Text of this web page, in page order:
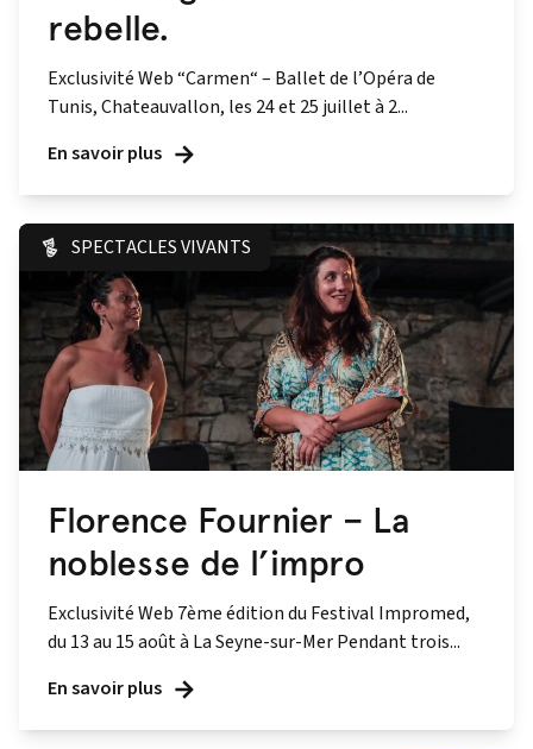
rebelle.
Exclusivité Web “Carmen“ – Ballet de l’Opéra de
Tunis, Chateauvallon, les 24 et 25 juillet à 2...
En savoir plus
SPECTACLES VIVANTS
Florence Fournier – La
noblesse de l’impro
Exclusivité Web 7ème édition du Festival Impromed,
du 13 au 15 août à La Seyne-sur-Mer Pendant trois...
En savoir plus